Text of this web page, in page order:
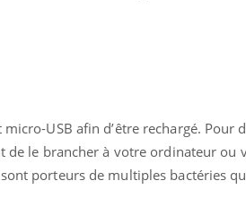
USB afin d’être rechargé. Pour
de le brancher à votre ordinateur ou
porteurs de multiples bactéries